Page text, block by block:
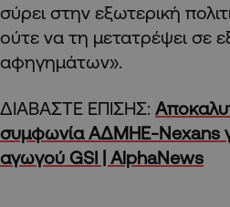
σύρει στην εξωτερική
ούτε να τη μετατρέψει σε
αφηγημάτων».
ΔΙΑΒΑΣΤΕ ΕΠΙΣΗΣ:
συμφωνία ΑΔΜΗΕ-Nexans
αγωγού GSI | AlphaNews